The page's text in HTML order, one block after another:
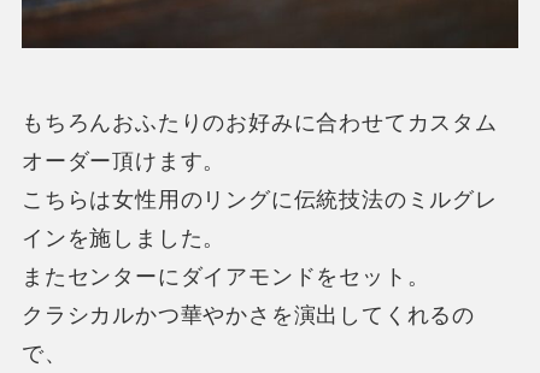
もちろんおふたりのお好みに合わせてカスタム
オーダー頂けます。
こちらは女性用のリングに伝統技法のミルグレ
インを施しました。
またセンターにダイアモンドをセット。
クラシカルかつ華やかさを演出してくれるの
で、